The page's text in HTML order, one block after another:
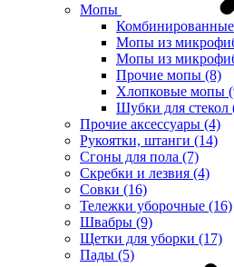
Мопы
Мопы из
Мопы из
Прочие мопы (8)
Хлопковые мопы
Шубки для стекол
Прочие аксессуары (4)
Рукоятки, штанги (14)
Сгоны для пола (7)
Скребки и лезвия (4)
Совки (16)
Тележки уборочные (16)
Швабры (9)
Щетки для уборки (17)
Пады (5)